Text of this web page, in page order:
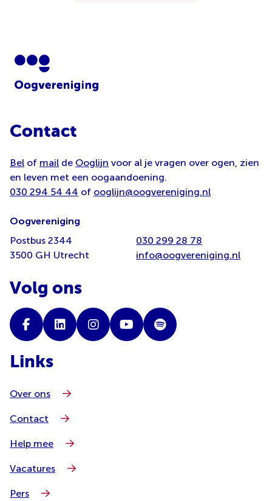
Contact
Bel of mail de Ooglijn voor al je vragen over ogen, zien
en leven met een oogaandoening.
030 294 54 44 of ooglijn@oogvereniging.nl
Oogvereniging
Postbus 2344
3500 GH Utrecht
030 299 28 78
info@oogvereniging.nl
Volg ons
Links
Over ons
Contact
Help mee
Vacatures
Pers